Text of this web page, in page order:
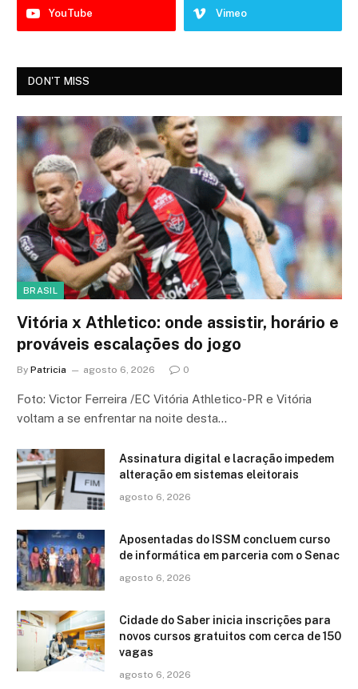
YouTube Vimeo
DON'T MISS
BRASIL
Vitória x Athletico: onde assistir, horário e
prováveis escalações do jogo
By Patricia agosto 6, 2026 0
Foto: Victor Ferreira /EC Vitória Athletico-PR e Vitória
voltam a se enfrentar na noite desta…
Assinatura digital e lacração impedem
alteração em sistemas eleitorais
agosto 6, 2026
Aposentadas do ISSM concluem curso
de informática em parceria com o Senac
agosto 6, 2026
Cidade do Saber inicia inscrições para
novos cursos gratuitos com cerca de 150
vagas
agosto 6, 2026